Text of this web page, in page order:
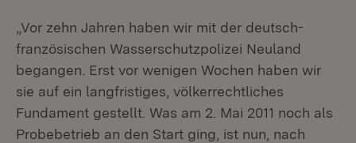
„Vor zehn Jahren haben wir mit der deutsch-
französischen Wasserschutzpolizei Neuland
begangen. Erst vor wenigen Wochen haben wir
sie auf ein langfristiges, völkerrechtliches
Fundament gestellt. Was am 2. Mai 2011 noch als
Probebetrieb an den Start ging, ist nun, nach